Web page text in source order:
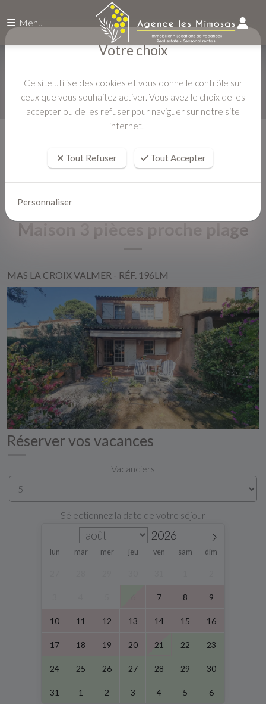
Menu
Maison 3 pièces proche plage
MAS LA CROIX VALMER - RÉF. 196LM
Réserver vos vacances
Vacanciers
Sélectionnez la date de votre séjour
lun mar mer jeu ven sam dim
7 8 9
10 11 12 13 14 15 16
17 18 19 20 21 22 23
24 25 26 27 28 29 30
31 1 2 3 4 5 6
Votre choix
Ce site utilise des cookies et vous donne le contrôle sur
ceux que vous souhaitez activer. Vous avez le choix de les
accepter ou de les refuser pour naviguer sur notre site
internet.
Tout Refuser Tout Accepter
Personnaliser